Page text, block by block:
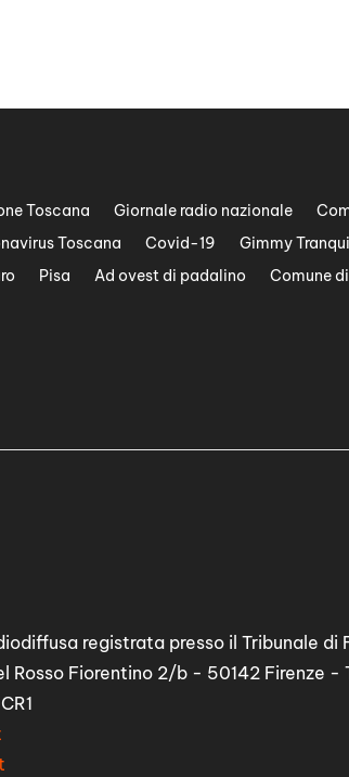
Toscana Giornale radio nazionale
Toscana Covid-19 Gimmy
Pisa Ad ovest di padalino
Comune
registrata presso il Tribunale di
Rosso Fiorentino 2/b - 50142 Firenze -